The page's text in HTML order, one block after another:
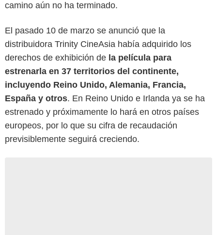
camino aún no ha terminado.
El pasado 10 de marzo se anunció que la
distribuidora Trinity CineAsia había adquirido los
derechos de exhibición de la película para
estrenarla en 37 territorios del continente,
incluyendo Reino Unido, Alemania, Francia,
España y otros. En Reino Unido e Irlanda ya se ha
estrenado y próximamente lo hará en otros países
europeos, por lo que su cifra de recaudación
previsiblemente seguirá creciendo.